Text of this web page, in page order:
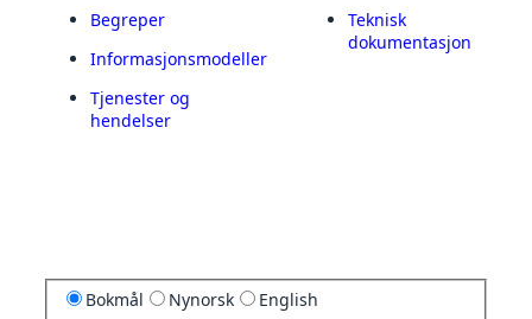
Begreper
Informasjonsmodeller
Tjenester og
hendelser
Teknisk
dokumentasjon
Bokmål Nynorsk English